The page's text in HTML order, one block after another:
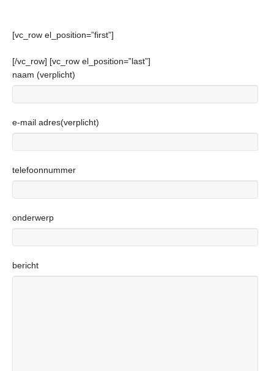
[vc_row el_position=”first”]
[/vc_row] [vc_row el_position=”last”]
naam (verplicht)
e-mail adres(verplicht)
telefoonnummer
onderwerp
bericht